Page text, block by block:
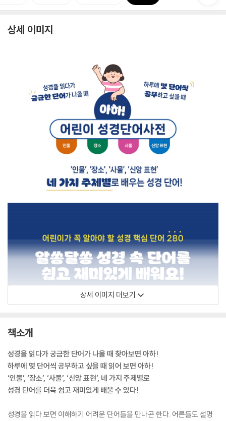
상세 이미지
상세 이미지 더보기
책소개
성경을 읽다가 궁금한 단어가 나올 때 찾아보면 아하!
하루에 몇 단어씩 공부하고 싶을 때 읽어 보면 아하!
‘인물’, ‘장소’, ‘사물’, ‘신앙 표현’, 네 가지 주제별로
성경 단어를 더욱 쉽고 재미있게 배울 수 있다!
성경을 읽다 보면 이해하기 어려운 단어들을 만나곤 한다. 어른들도 설명